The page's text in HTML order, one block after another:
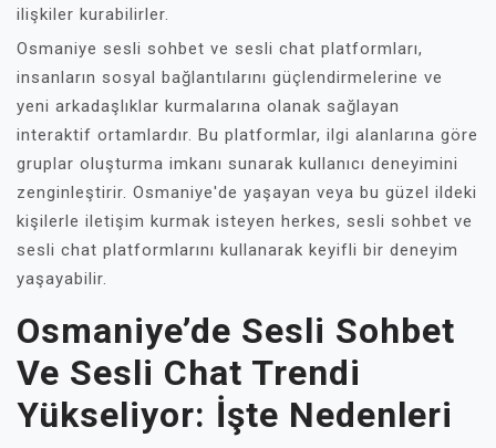
ilişkiler kurabilirler.
Osmaniye sesli sohbet ve sesli chat platformları,
insanların sosyal bağlantılarını güçlendirmelerine ve
yeni arkadaşlıklar kurmalarına olanak sağlayan
interaktif ortamlardır. Bu platformlar, ilgi alanlarına göre
gruplar oluşturma imkanı sunarak kullanıcı deneyimini
zenginleştirir. Osmaniye'de yaşayan veya bu güzel ildeki
kişilerle iletişim kurmak isteyen herkes, sesli sohbet ve
sesli chat platformlarını kullanarak keyifli bir deneyim
yaşayabilir.
Osmaniye’de Sesli Sohbet
Ve Sesli Chat Trendi
Yükseliyor: İşte Nedenleri